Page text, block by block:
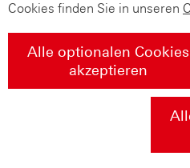
Cookies finden Sie in unseren
Alle optionalen Cookies
akzeptieren